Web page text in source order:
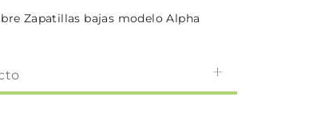
Zapatillas bajas modelo Alpha